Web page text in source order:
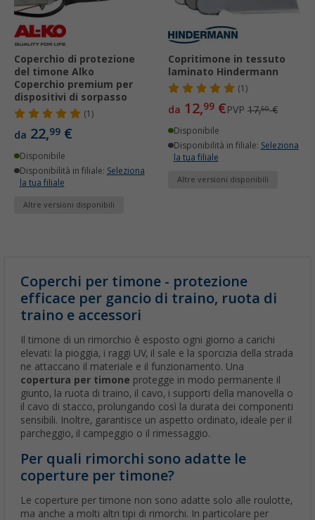
Coperchio di protezione
del timone Alko
Coperchio premium per
dispositivi di sorpasso
(1)
da 22,99 €
Disponibile
Disponibilità in filiale: Seleziona
la tua filiale
Altre versioni disponibili
Copritimone in tessuto
laminato Hindermann
(1)
da 12,99 €PVP 17,50€
Disponibile
Disponibilità in filiale: Seleziona
la tua filiale
Altre versioni disponibili
Coperchi per timone - protezione
efficace per gancio di traino, ruota di
traino e accessori
Il timone di un rimorchio è esposto ogni giorno a carichi
elevati: la pioggia, i raggi UV, il sale e la sporcizia della strada
ne attaccano il materiale e il funzionamento. Una
copertura per timone protegge in modo permanente il
giunto, la ruota di traino, il cavo, i supporti della manovella o
il cavo di stacco, prolungando così la durata dei componenti
sensibili. Inoltre, garantisce un aspetto ordinato, ideale per il
parcheggio, il campeggio o il rimessaggio.
Per quali rimorchi sono adatte le
coperture per timone?
Le coperture per timone non sono adatte solo alle roulotte,
ma anche a molti altri tipi di rimorchi. In particolare per